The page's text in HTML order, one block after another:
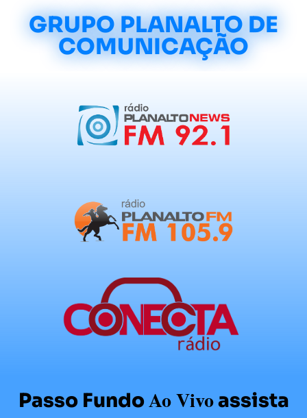
GRUPO PLANALTO DE
COMUNICAÇÃO
Passo FundoAo Vivoassista